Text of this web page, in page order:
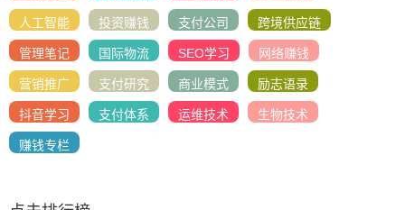
人工智能 投资赚钱 支付公司 跨境供应链
管理笔记 国际物流 SEO学习 网络赚钱
营销推广 支付研究 商业模式 励志语录
抖音学习 支付体系 运维技术 生物技术
赚钱专栏